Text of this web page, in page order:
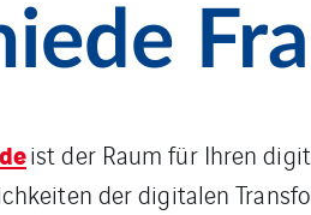
ist der Raum für Ihren
der digitalen